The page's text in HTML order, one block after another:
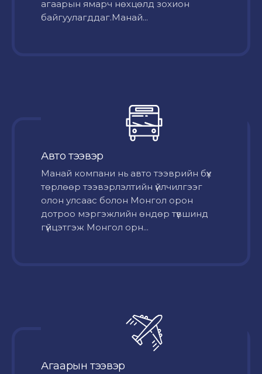
агаарын ямарч нөхцөлд зохион
байгуулагддаг.Манай...
Авто тээвэр
Mанай компани нь авто тээврийн бүх
төрлөөр тээвэрлэлтийн үйлчилгээг
олон улсаас болон Монгол орон
дотроо мэргэжлийн өндөр түвшинд
гүйцэтгэж Монгол орн...
Агаарын тээвэр